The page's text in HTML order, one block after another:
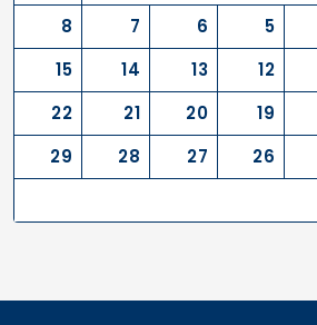
5
6
7
8
12
13
14
15
19
20
21
22
26
27
28
29